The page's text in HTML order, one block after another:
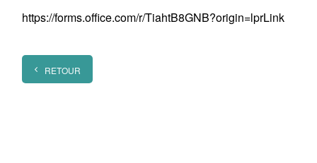
https://forms.office.com/r/TiahtB8GNB?origin=lprLink
RETOUR